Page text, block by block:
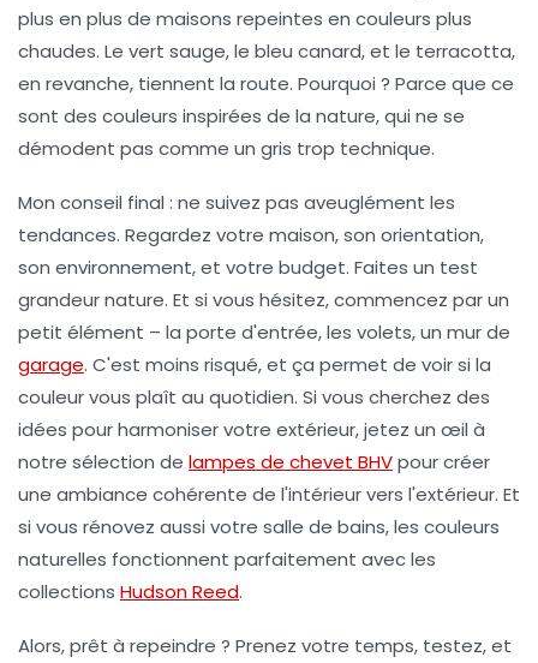
plus en plus de maisons repeintes en couleurs plus
chaudes. Le vert sauge, le bleu canard, et le terracotta,
en revanche, tiennent la route. Pourquoi ? Parce que ce
sont des couleurs inspirées de la nature, qui ne se
démodent pas comme un gris trop technique.
Mon conseil final : ne suivez pas aveuglément les
tendances. Regardez votre maison, son orientation,
son environnement, et votre budget. Faites un test
grandeur nature. Et si vous hésitez, commencez par un
petit élément – la porte d'entrée, les volets, un mur de
garage. C'est moins risqué, et ça permet de voir si la
couleur vous plaît au quotidien. Si vous cherchez des
idées pour harmoniser votre extérieur, jetez un œil à
notre sélection de lampes de chevet BHVpour créer
une ambiance cohérente de l'intérieur vers l'extérieur. Et
si vous rénovez aussi votre salle de bains, les couleurs
naturelles fonctionnent parfaitement avec les
collections Hudson Reed.
Alors, prêt à repeindre ? Prenez votre temps, testez, et